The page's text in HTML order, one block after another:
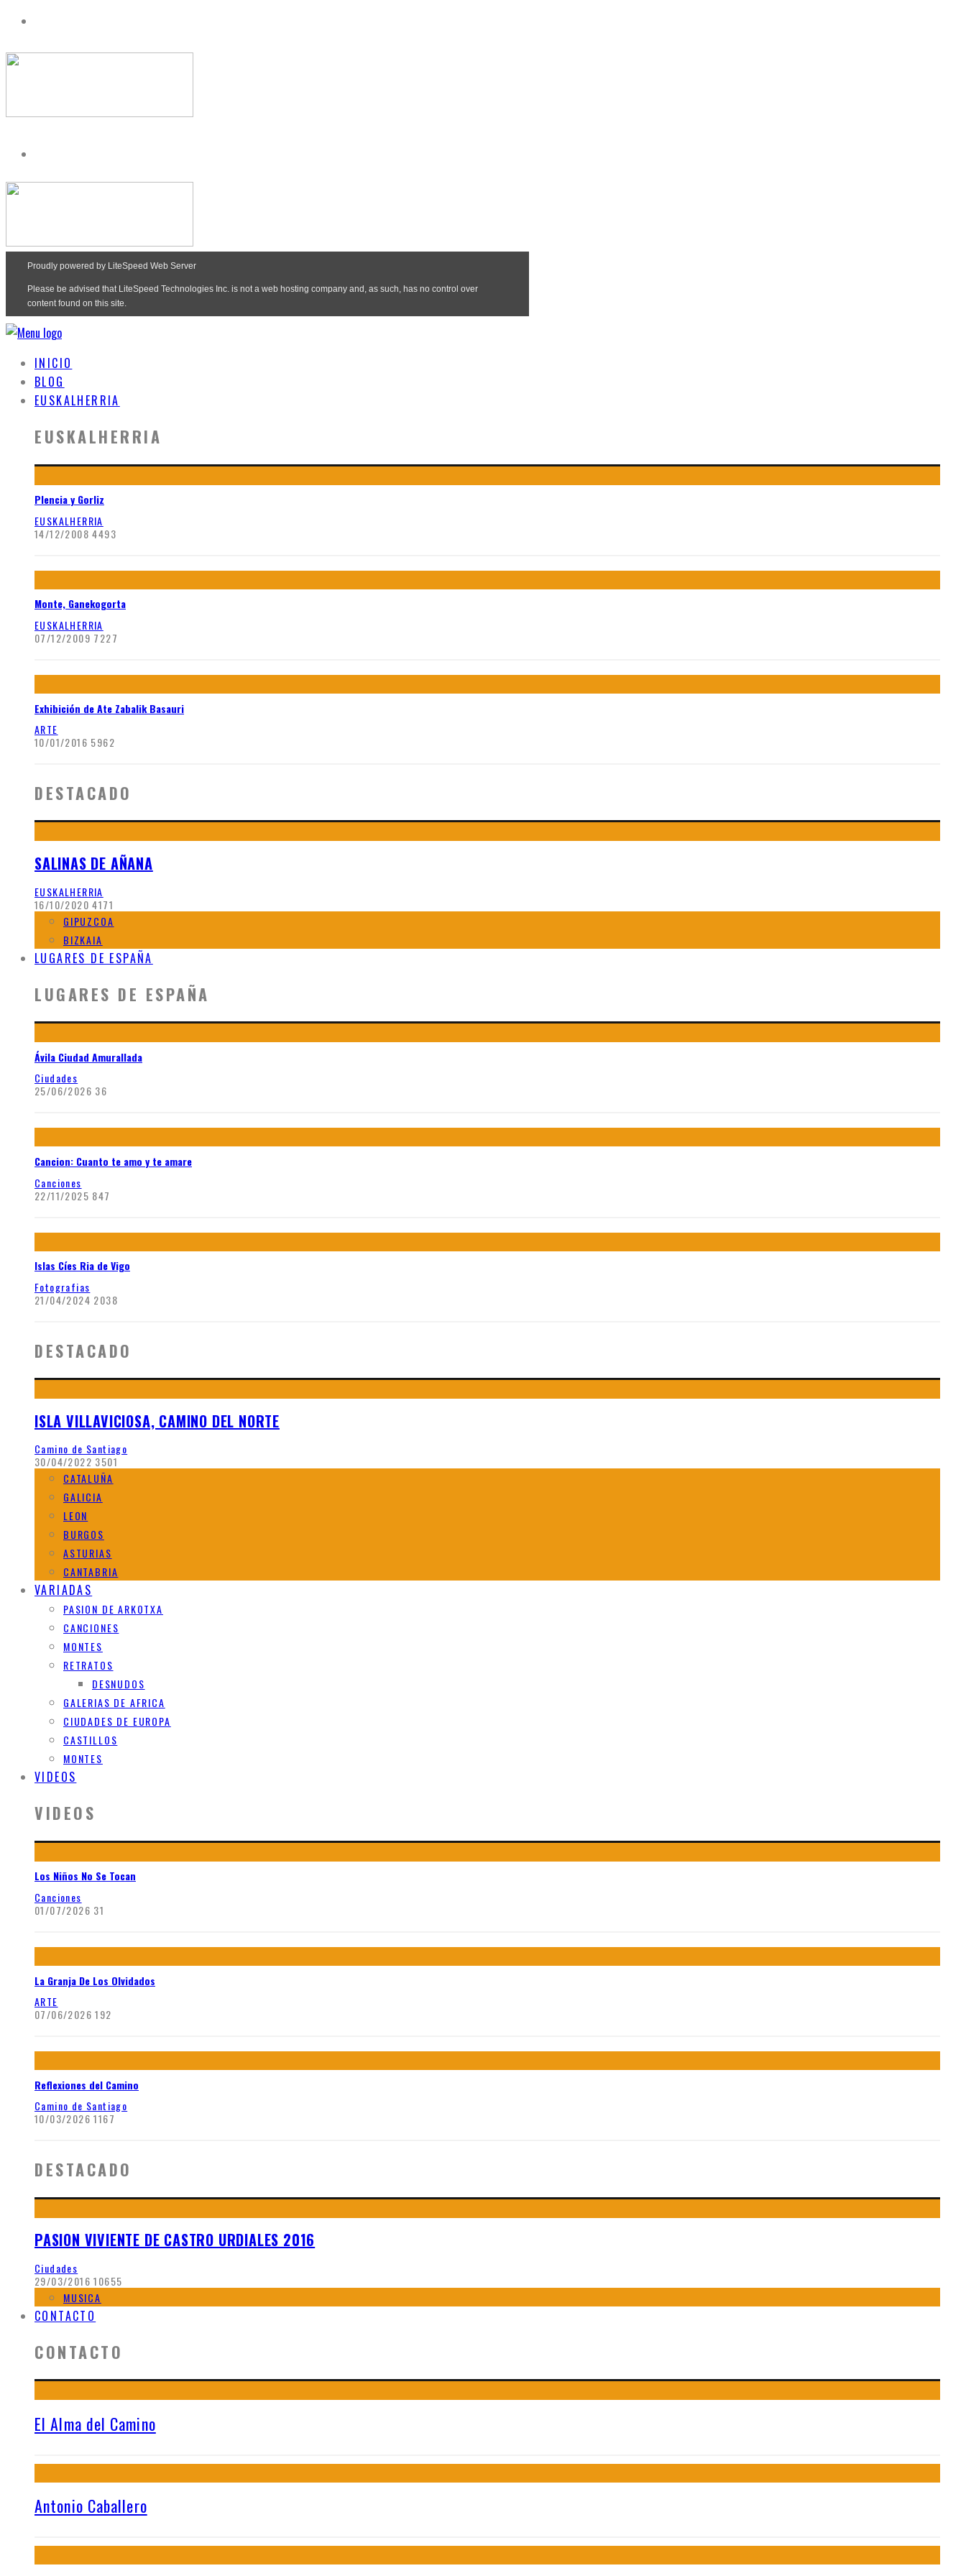
INICIO
BLOG
EUSKALHERRIA
EUSKALHERRIA
Plencia y Gorliz
EUSKALHERRIA
14/12/2008 4493
Monte, Ganekogorta
EUSKALHERRIA
07/12/2009 7227
Exhibición de Ate Zabalik Basauri
ARTE
10/01/2016 5962
DESTACADO
SALINAS DE AÑANA
EUSKALHERRIA
16/10/2020 4171
GIPUZCOA
BIZKAIA
LUGARES DE ESPAÑA
LUGARES DE ESPAÑA
Ávila Ciudad Amurallada
Ciudades
25/06/2026 36
Cancion: Cuanto te amo y te amare
Canciones
22/11/2025 847
Islas Cíes Ria de Vigo
Fotografias
21/04/2024 2038
DESTACADO
ISLA VILLAVICIOSA, CAMINO DEL NORTE
Camino de Santiago
30/04/2022 3501
CATALUÑA
GALICIA
LEON
BURGOS
ASTURIAS
CANTABRIA
VARIADAS
PASION DE ARKOTXA
CANCIONES
MONTES
RETRATOS
DESNUDOS
GALERIAS DE AFRICA
CIUDADES DE EUROPA
CASTILLOS
MONTES
VIDEOS
VIDEOS
Los Niños No Se Tocan
Canciones
01/07/2026 31
La Granja De Los Olvidados
ARTE
07/06/2026 192
Reflexiones del Camino
Camino de Santiago
10/03/2026 1167
DESTACADO
PASION VIVIENTE DE CASTRO URDIALES 2016
Ciudades
29/03/2016 10655
MUSICA
CONTACTO
CONTACTO
El Alma del Camino
Antonio Caballero